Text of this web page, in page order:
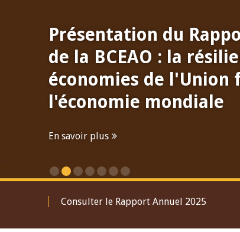
Présentation du
de la BCEAO : la
économies de l'Union
l'économie mondiale
En savoir plus
Consulter le Rapport Annuel 2025